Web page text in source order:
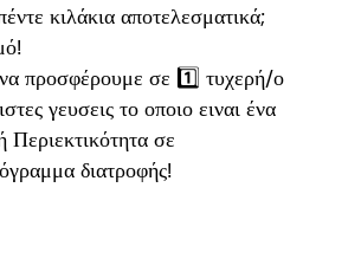
κιλάκια αποτελεσματικά;
προσφέρουμε σε 1️⃣ τυχερή/ο
γευσεις το οποιο ειναι ένα
σε
διατροφής!